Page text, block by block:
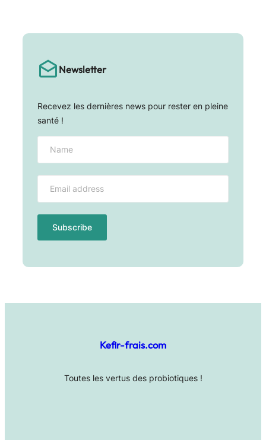
Newsletter
Recevez les dernières news pour rester en pleine
santé !
Kefir-frais.com
Toutes les vertus des probiotiques !